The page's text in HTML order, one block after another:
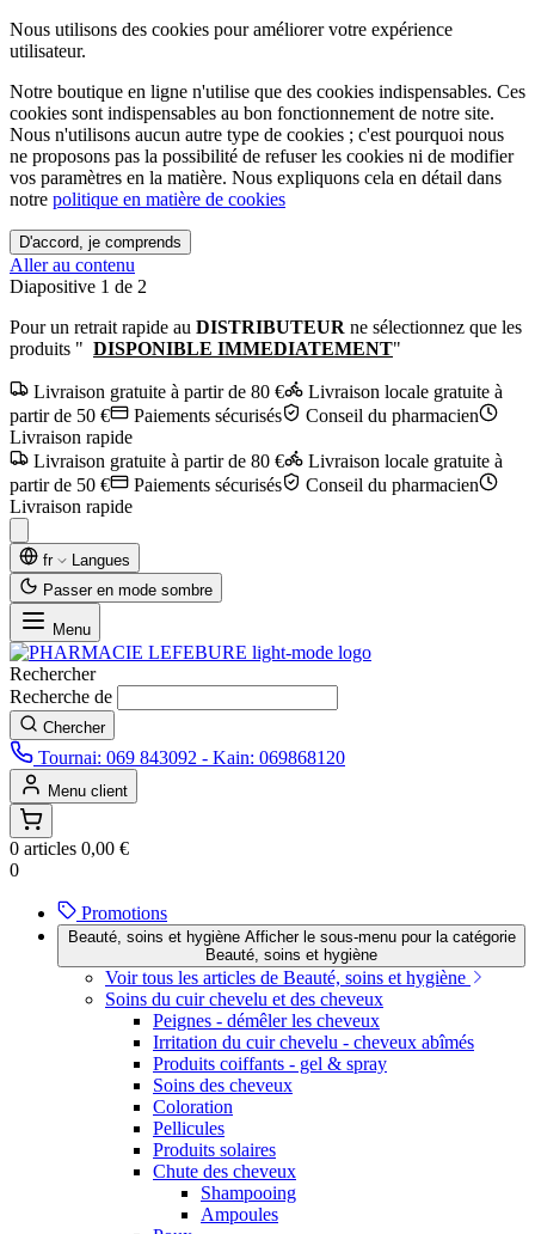
Nous utilisons des cookies pour améliorer votre expérience
utilisateur.
Notre boutique en ligne n'utilise que des cookies indispensables. Ces
cookies sont indispensables au bon fonctionnement de notre site.
Nous n'utilisons aucun autre type de cookies ; c'est pourquoi nous
ne proposons pas la possibilité de refuser les cookies ni de modifier
vos paramètres en la matière. Nous expliquons cela en détail dans
notre politique en matière de cookies
D'accord, je comprends
Aller au contenu
Diapositive 2 de 2
Pour un retrait rapide au DISTRIBUTEUR ne sélectionnez que les
produits " DISPONIBLE IMMEDIATEMENT"
Livraison gratuite à partir de 80 €
Livraison locale gratuite à
partir de 50 €
Paiements sécurisés
Conseil du pharmacien
Livraison rapide
Livraison gratuite à partir de 80 €
Livraison locale gratuite à
partir de 50 €
Paiements sécurisés
Conseil du pharmacien
Livraison rapide
fr
Langues
Passer en mode sombre
Menu
Rechercher
T
Chercher
Tournai: 069 843092 - Kain: 069868120
Menu client
0 articles 0,00 €
0
Promotions
Beauté, soins et hygiène Afficher le sous-menu pour la catégorie
Beauté, soins et hygiène
Voir tous les articles de Beauté, soins et hygiène
Soins du cuir chevelu et des cheveux
Peignes - démêler les cheveux
Irritation du cuir chevelu - cheveux abîmés
Produits coiffants - gel & spray
Soins des cheveux
Coloration
Pellicules
Produits solaires
Chute des cheveux
Shampooing
Ampoules